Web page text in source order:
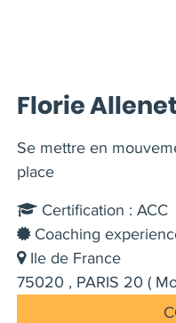
Florie
Se mettre en
place
Certification : ACC
Coaching
Ile de France
75020 , PARIS 20 (